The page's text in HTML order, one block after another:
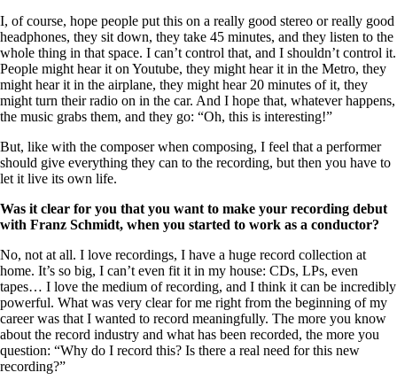
I, of course, hope people put this on a really good stereo or really good
headphones, they sit down, they take 45 minutes, and they listen to the
whole thing in that space. I can’t control that, and I shouldn’t control it.
People might hear it on Youtube, they might hear it in the Metro, they
might hear it in the airplane, they might hear 20 minutes of it, they
might turn their radio on in the car. And I hope that, whatever happens,
the music grabs them, and they go: “Oh, this is interesting!”
But, like with the composer when composing, I feel that a performer
should give everything they can to the recording, but then you have to
let it live its own life.
Was it clear for you that you want to make your recording debut
with Franz Schmidt, when you started to work as a conductor?
No, not at all. I love recordings, I have a huge record collection at
home. It’s so big, I can’t even fit it in my house: CDs, LPs, even
tapes… I love the medium of recording, and I think it can be incredibly
powerful. What was very clear for me right from the beginning of my
career was that I wanted to record meaningfully. The more you know
about the record industry and what has been recorded, the more you
question: “Why do I record this? Is there a real need for this new
recording?”